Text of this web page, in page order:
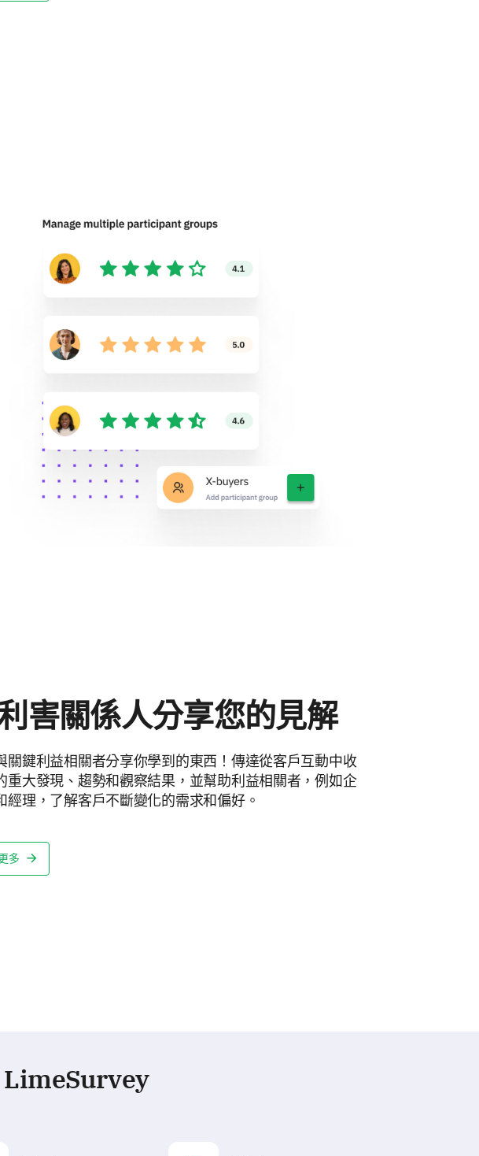
害關係人分享您的見解
關鍵利益相關者分享你學到的東西！傳達從客戶互動中收
重大發現、趨勢和觀察結果，並幫助利益相關者，例如企
經理，了解客戶不斷變化的需求和偏好。
多
LimeSurvey